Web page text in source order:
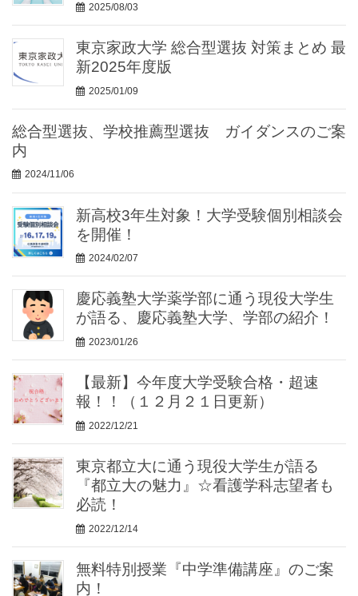
2025/08/03
東京家政大学 総合型選抜 対策まとめ 最
新2025年度版
2025/01/09
総合型選抜、学校推薦型選抜 ガイダンスのご案
内
2024/11/06
新高校3年生対象！大学受験個別相談会
を開催！
2024/02/07
慶応義塾大学薬学部に通う現役大学生
が語る、慶応義塾大学、学部の紹介！
2023/01/26
【最新】今年度大学受験合格・超速
報！！（１２月２１日更新）
2022/12/21
東京都立大に通う現役大学生が語る
『都立大の魅力』☆看護学科志望者も
必読！
2022/12/14
無料特別授業『中学準備講座』のご案
内！